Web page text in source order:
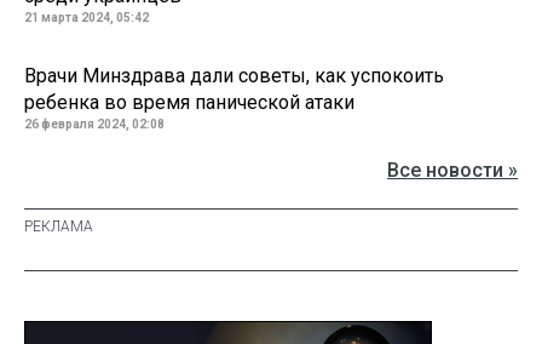
21 марта 2024, 05:42
Врачи Минздрава дали советы, как успокоить
ребенка во время панической атаки
26 февраля 2024, 02:08
Все новости »